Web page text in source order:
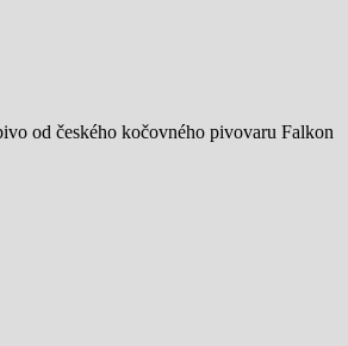
od českého kočovného pivovaru Falkon